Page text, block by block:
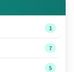
1
7
5